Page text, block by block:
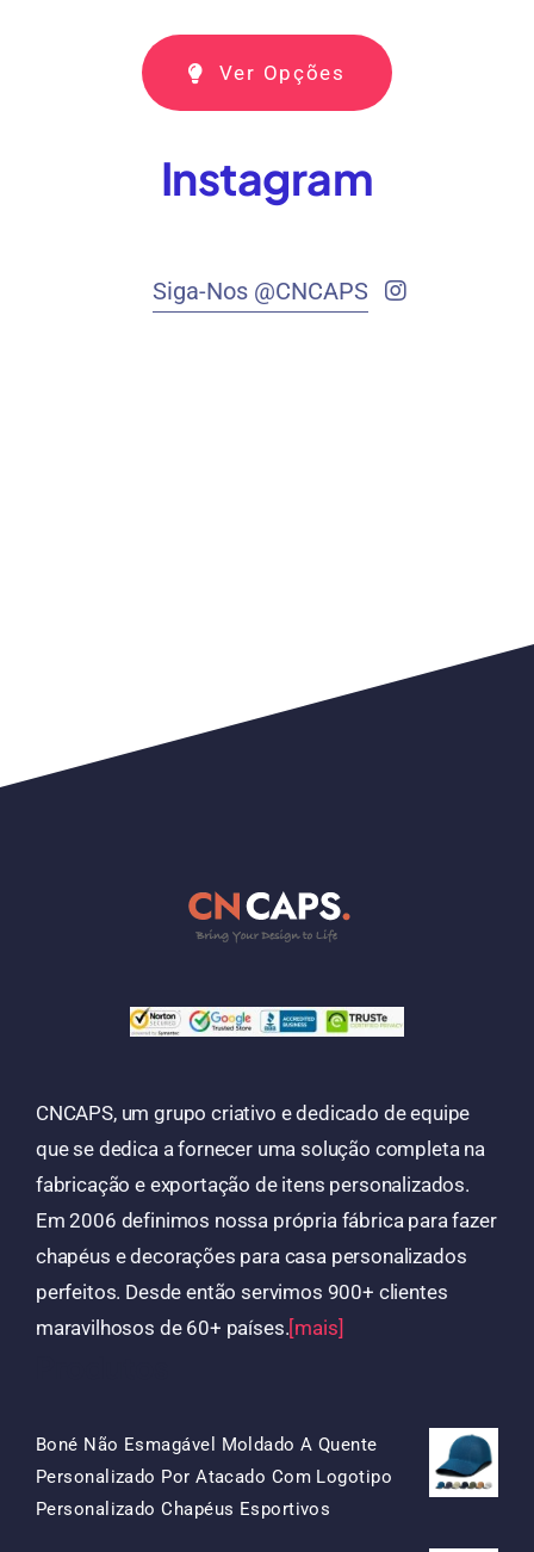
Ver Opções
Instagram
Siga-Nos @CNCAPS
CNCAPS, um grupo criativo e dedicado de equipe
que se dedica a fornecer uma solução completa na
fabricação e exportação de itens personalizados.
Em 2006 definimos nossa própria fábrica para fazer
chapéus e decorações para casa personalizados
perfeitos. Desde então servimos 900+ clientes
maravilhosos de 60+ países.[mais]
Boné Não Esmagável Moldado A Quente
Personalizado Por Atacado Com Logotipo
Personalizado Chapéus Esportivos